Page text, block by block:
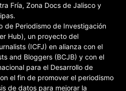
Fría, Zona Docs de Jalisco y
de Periodismo de Investigación
Hub), un proyecto del
(ICFJ) en alianza con el
and Bloggers (BCJB) y con el
para el Desarrollo de
el fin de promover el periodismo
de datos para mejorar la